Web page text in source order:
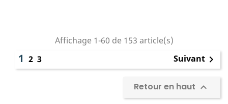
Affichage 1-60 de 153 article(s)
1 2 3 Suivant 
Retour en haut 